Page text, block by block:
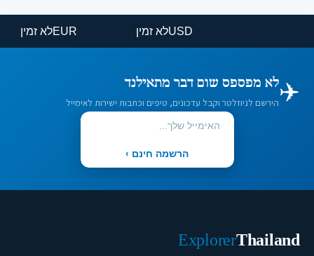
USD לא זמין EUR לא זמין
✈️לא מפספס שום דבר מתאילנד
הירשם לניוזלטר וקבל עדכונים, טיפים וכתבות ישירות לאימייל
הרשמה חינם ›
Thailand
Explorer